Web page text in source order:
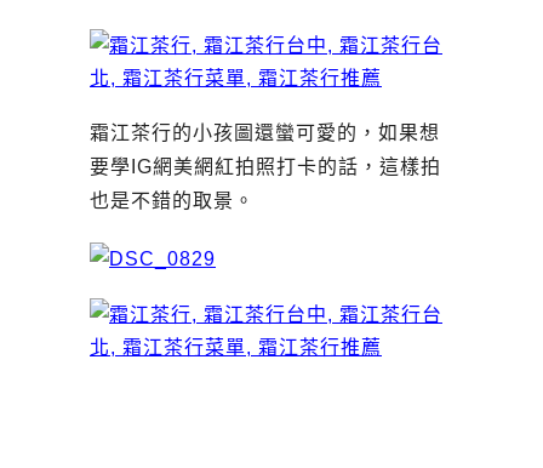
霜江茶行的小孩圖還蠻可愛的，如果想
要學IG網美網紅拍照打卡的話，這樣拍
也是不錯的取景。